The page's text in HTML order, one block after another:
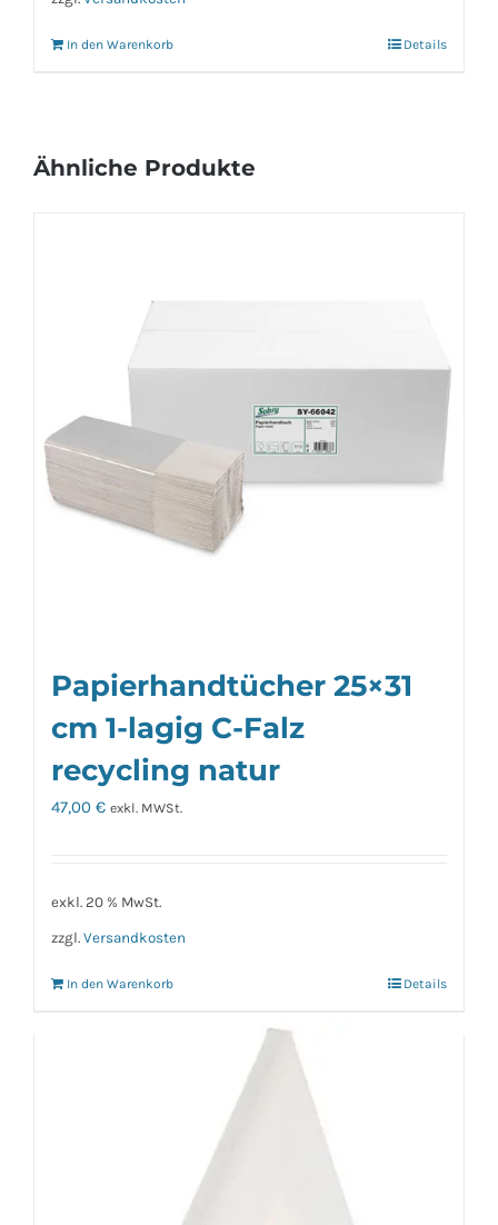
In den Warenkorb Details
Ähnliche Produkte
Papierhandtücher 25×31
cm 1-lagig C-Falz
recycling natur
47,00 € exkl. MWSt.
exkl. 20 % MwSt.
zzgl. Versandkosten
In den Warenkorb Details